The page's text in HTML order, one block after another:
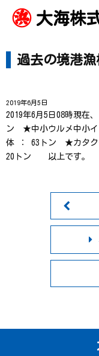
大海株
過去の境港漁
2019年6月5日
2019年6月5日08時現
ン ★中小ウルメ中小イ
体 ： 63トン ★カタク
20トン 以上です。